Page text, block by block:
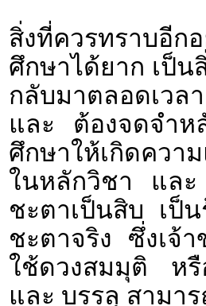
สิ่งที่ควรทราบอีก
ศึกษาได้ยาก เป็
กลับมาตลอดเว
และ ต้องจดจำห
ศึกษาให้เกิดควา
ในหลักวิชา และ
ชะตาเป็นสิบ เป็
ชะตาจริง ซึ่งเจ้
ใช้ดวงสมมุติ หรื
และ บรรลุ สามา